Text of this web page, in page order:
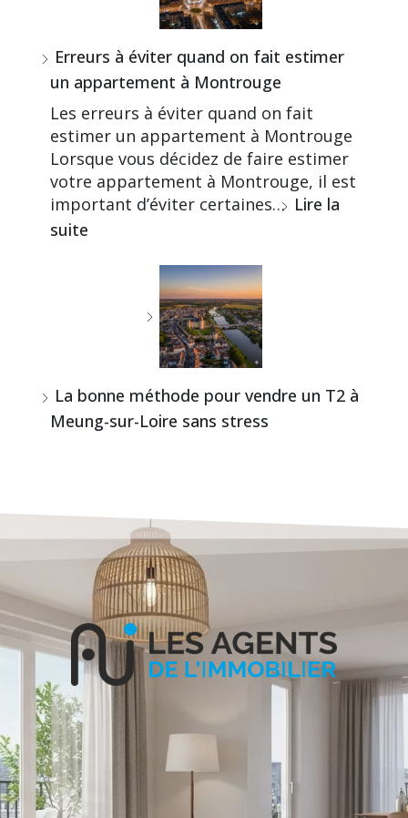
Erreurs à éviter quand on fait estimer
un appartement à Montrouge
Les erreurs à éviter quand on fait
estimer un appartement à Montrouge
Lorsque vous décidez de faire estimer
votre appartement à Montrouge, il est
important d’éviter certaines… Lire la
suite
La bonne méthode pour vendre un T2 à
Meung-sur-Loire sans stress